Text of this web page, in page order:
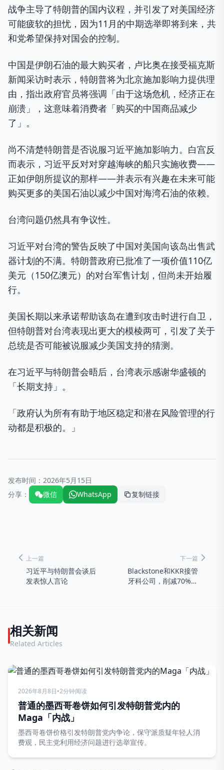
战争主导了特朗普的国内议程，并引发了对美国经济
可能疲软的担忧，因为11月的中期选举即将到来，共
和党希望保持对国会的控制。
中国是伊朗石油的最大购买者，卢比奥在接受福克斯
新闻采访时表示，特朗普将为北京施加影响力提供理
由，指出政府官员将强调「由于这场危机，经济正在
崩溃」，这意味着消费者「购买的中国商品减少
了」。
尚不清楚特朗普是否说服习近平施加影响力。白宫反
而表示，习近平反对对穿越海峡的船只实施收费——
正如伊朗所提议的那样——并表示有兴趣在未来可能
购买更多的美国石油以减少中国对海湾石油的依赖。
台湾问题仍然具有争议性。
习近平对台湾的警告反映了中国对美国向该岛出售武
器计划的不满。特朗普政府已批准了一项价值110亿
美元（150亿澳元）的对台军售计划，但尚未开始履
行。
美国长期以来承诺帮助该岛在遭到攻击时进行自卫，
但特朗普对台湾表现出更大的模棱两可，引发了关于
总统是否可能被说服减少美国支持的猜测。
在习近平与特朗普会晤后，台湾表示感谢华盛顿的
「长期支持」。
「政府认为所有有助于地区稳定和潜在风险管理的行
动都是积极的。」
发布时间： 2026年5月15日
分享：
微信 WhatsApp 复制链接
上一篇
习近平与特朗普会谈后
发表惊人言论
下一篇
Blackstone和KKR接管
牙科公司，削减70%债
相关新闻
Related Articles
2026年8月8日•2分钟阅读
普通的墨西哥卷饼如何引发特朗普党内的
Maga「内战」
墨西哥卷饼价格引发特朗普党内争论，保守派质疑年轻人消
费观，民主党利用经济问题进行选举宣传。